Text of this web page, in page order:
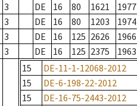
3 DE 16 80 1621
1977
3 DE 16 80 1203
1974
3 DE 16 125 2626
1966
3 DE 16 125 2375 1963
15
DE-11-1-12068-2012
15
DE-6-198-22-2012
15
DE-16-75-2443-2012